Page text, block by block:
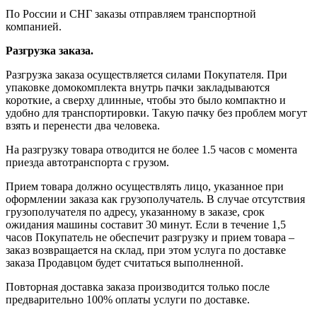
По России и СНГ заказы отправляем транспортной
компанией.
Разгрузка заказа.
Разгрузка заказа осуществляется силами Покупателя. При
упаковке домокомплекта внутрь пачки закладываются
короткие, а сверху длинные, чтобы это было компактно и
удобно для транспортировки. Такую пачку без проблем могут
взять и перенести два человека.
На разгрузку товара отводится не более 1.5 часов с момента
приезда автотранспорта с грузом.
Прием товара должно осуществлять лицо, указанное при
оформлении заказа как грузополучатель. В случае отсутствия
грузополучателя по адресу, указанному в заказе, срок
ожидания машины составит 30 минут. Если в течение 1,5
часов Покупатель не обеспечит разгрузку и прием товара –
заказ возвращается на склад, при этом услуга по доставке
заказа Продавцом будет считаться выполненной.
Повторная доставка заказа производится только после
предварительно 100% оплаты услуги по доставке.